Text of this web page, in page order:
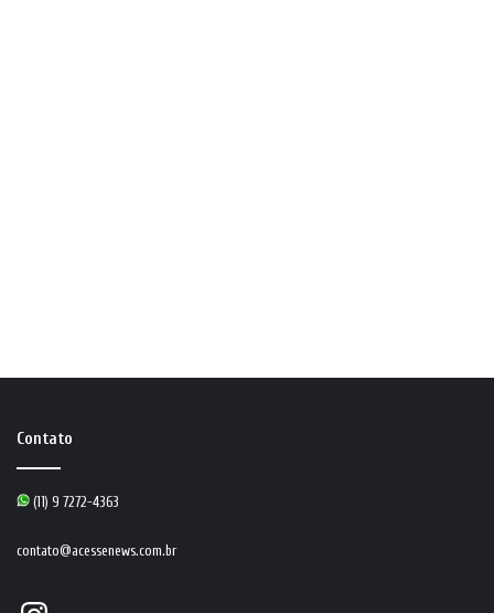
Contato
(11) 9 7272-4363
contato@acessenews.com.br
Instagram